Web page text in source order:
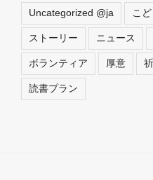
Uncategorized @ja こ
ストーリー ニュース
ボランティア 厚意
読書プラン